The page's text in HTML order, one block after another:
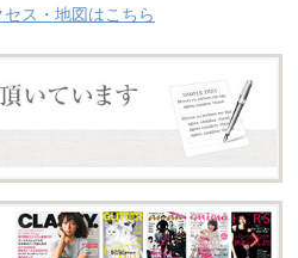
ス・地図はこちら